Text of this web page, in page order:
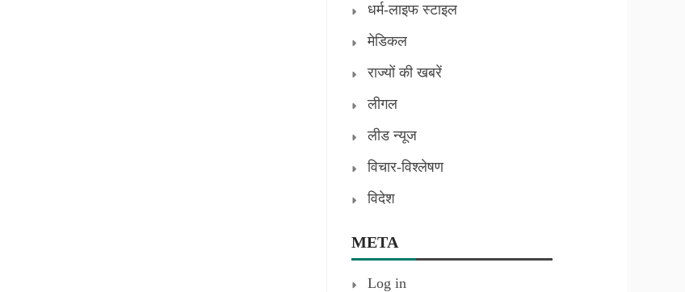
धर्म-लाइफ स्टाइल
मेडिकल
राज्यों की खबरें
लीगल
लीड न्यूज
विचार-विश्लेषण
विदेश
META
Log in